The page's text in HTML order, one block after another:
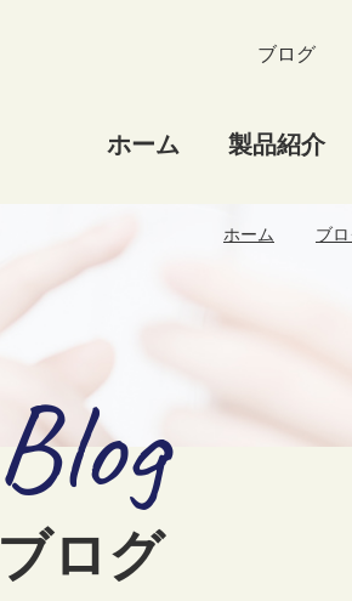
ホーム 製品紹介
ブログ
ホーム ブ
ブログ
Blog